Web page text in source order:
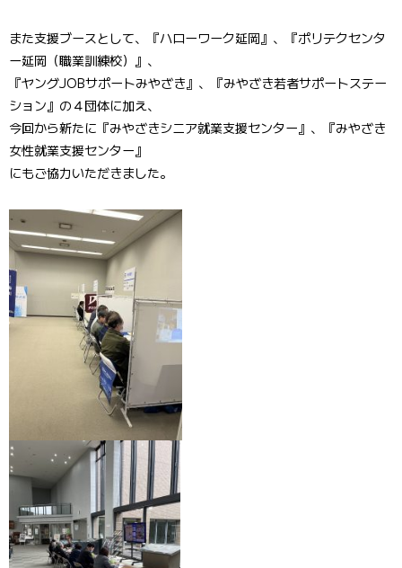
また支援ブースとして、『ハローワーク延岡』、『ポリテクセンタ
ー延岡（職業訓練校）』、
『ヤングJOBサポートみやざき』、『みやざき若者サポートステー
ション』の４団体に加え、
今回から新たに『みやざきシニア就業支援センター』、『みやざき
女性就業支援センター』
にもご協力いただきました。